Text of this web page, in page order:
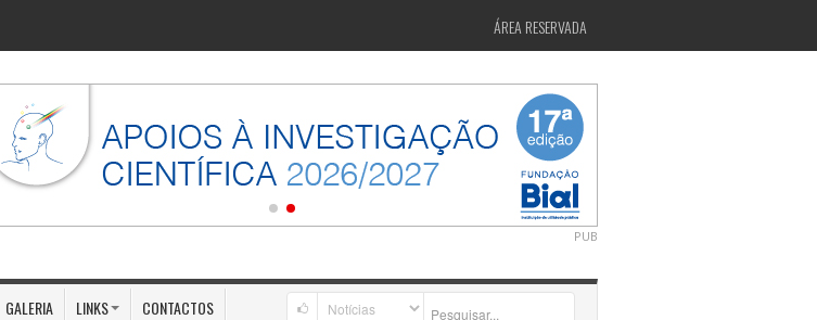
ÁREA RESERVADA
PUB
GALERIA LINKS CONTACTOS